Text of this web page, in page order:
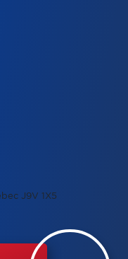
J9V 1X5